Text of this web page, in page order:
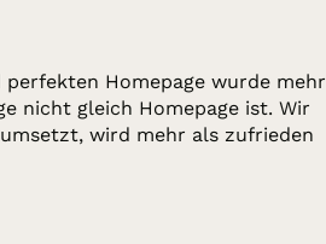
Homepage wurde mehr
nicht gleich Homepage ist. Wir
wird mehr als zufrieden